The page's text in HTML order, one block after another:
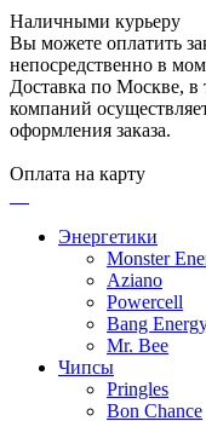
Наличными курьеру
Вы можете оплатить
непосредственно в
Доставка по Москве, в
компаний
оформления заказа.
Оплата на карту
Энергетики
Monster
Aziano
Powercell
Bang
Mr. Bee
Чипсы
Pringles
Bon Chance